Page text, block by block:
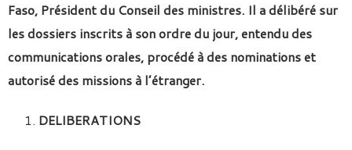
Faso, Président du Conseil des ministres. Il a délibéré sur
les dossiers inscrits à son ordre du jour, entendu des
communications orales, procédé à des nominations et
autorisé des missions à l’étranger.
DELIBERATIONS